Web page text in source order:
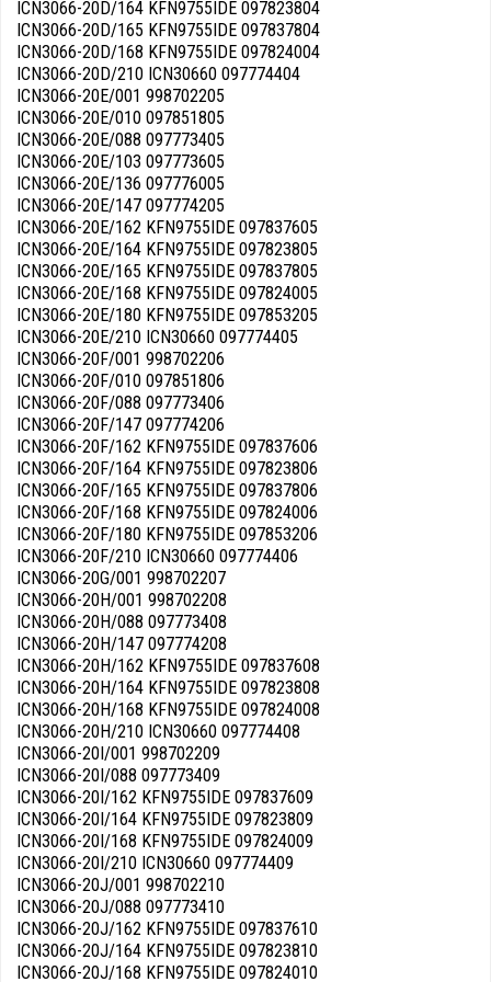
ICN3066-20D/164 KFN9755IDE 097823804
ICN3066-20D/165 KFN9755IDE 097837804
ICN3066-20D/168 KFN9755IDE 097824004
ICN3066-20D/210 ICN30660 097774404
ICN3066-20E/001 998702205
ICN3066-20E/010 097851805
ICN3066-20E/088 097773405
ICN3066-20E/103 097773605
ICN3066-20E/136 097776005
ICN3066-20E/147 097774205
ICN3066-20E/162 KFN9755IDE 097837605
ICN3066-20E/164 KFN9755IDE 097823805
ICN3066-20E/165 KFN9755IDE 097837805
ICN3066-20E/168 KFN9755IDE 097824005
ICN3066-20E/180 KFN9755IDE 097853205
ICN3066-20E/210 ICN30660 097774405
ICN3066-20F/001 998702206
ICN3066-20F/010 097851806
ICN3066-20F/088 097773406
ICN3066-20F/147 097774206
ICN3066-20F/162 KFN9755IDE 097837606
ICN3066-20F/164 KFN9755IDE 097823806
ICN3066-20F/165 KFN9755IDE 097837806
ICN3066-20F/168 KFN9755IDE 097824006
ICN3066-20F/180 KFN9755IDE 097853206
ICN3066-20F/210 ICN30660 097774406
ICN3066-20G/001 998702207
ICN3066-20H/001 998702208
ICN3066-20H/088 097773408
ICN3066-20H/147 097774208
ICN3066-20H/162 KFN9755IDE 097837608
ICN3066-20H/164 KFN9755IDE 097823808
ICN3066-20H/168 KFN9755IDE 097824008
ICN3066-20H/210 ICN30660 097774408
ICN3066-20I/001 998702209
ICN3066-20I/088 097773409
ICN3066-20I/162 KFN9755IDE 097837609
ICN3066-20I/164 KFN9755IDE 097823809
ICN3066-20I/168 KFN9755IDE 097824009
ICN3066-20I/210 ICN30660 097774409
ICN3066-20J/001 998702210
ICN3066-20J/088 097773410
ICN3066-20J/162 KFN9755IDE 097837610
ICN3066-20J/164 KFN9755IDE 097823810
ICN3066-20J/168 KFN9755IDE 097824010